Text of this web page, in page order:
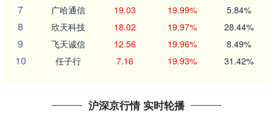
7 广哈通信 19.03 19.99% 5.84%
8 欣天科技 18.02 19.97% 28.44%
9 飞天诚信 12.56 19.96% 8.49%
10 任子行 7.16 19.93% 31.42%
沪深京行情 实时轮播